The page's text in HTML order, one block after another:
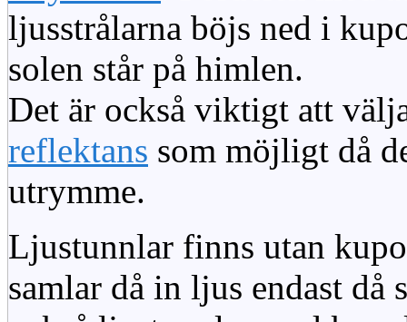
ljusstrålarna böjs ned i
solen står på himlen.
Det är också viktigt att
reflektans som möjligt då
utrymme.
Ljustunnlar finns utan
samlar då in ljus endast då